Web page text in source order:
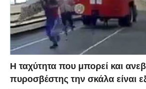
Η ταχύτητα που μπορεί και
πυροσβέστης την σκάλα είναι